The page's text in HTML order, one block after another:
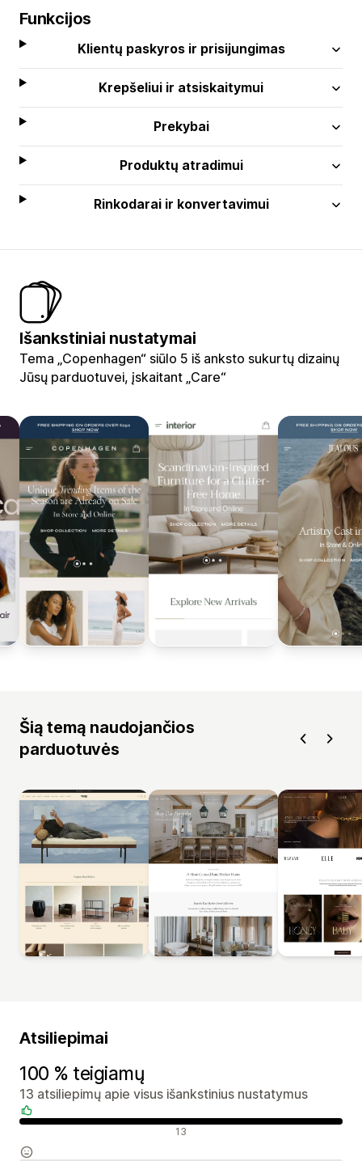
Funkcijos
Klientų paskyros ir prisijungimas
Krepšeliui ir atsiskaitymui
Prekybai
Produktų atradimui
Rinkodarai ir konvertavimui
Išankstiniai nustatymai
Tema „Copenhagen“ siūlo 5 iš anksto sukurtų dizainų
Jūsų parduotuvei, įskaitant „Care“
Šią temą naudojančios
parduotuvės
Atsiliepimai
100 % teigiamų
13 atsiliepimų apie visus išankstinius nustatymus
Teigiami atsiliepimai 13